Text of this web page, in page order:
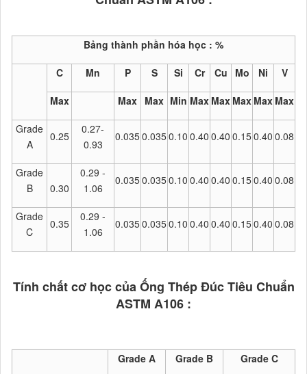
Bảng thành phần hóa học : %
C Mn P S Si Cr Cu Mo Ni V
Max Max Max Min Max Max Max Max Max
Grade
A
0.25
0.27-
0.93
0.0350.0350.10 0.40 0.40 0.150.40 0.08
Grade
B
0.30
0.29 -
1.06
0.0350.0350.10 0.40 0.40 0.150.40 0.08
Grade
C
0.35
0.29 -
1.06
0.0350.0350.10 0.40 0.40 0.150.40 0.08
Tính chất cơ học của Ống Thép Đúc Tiêu Chuẩn
ASTM A106 :
Grade A Grade B Grade C